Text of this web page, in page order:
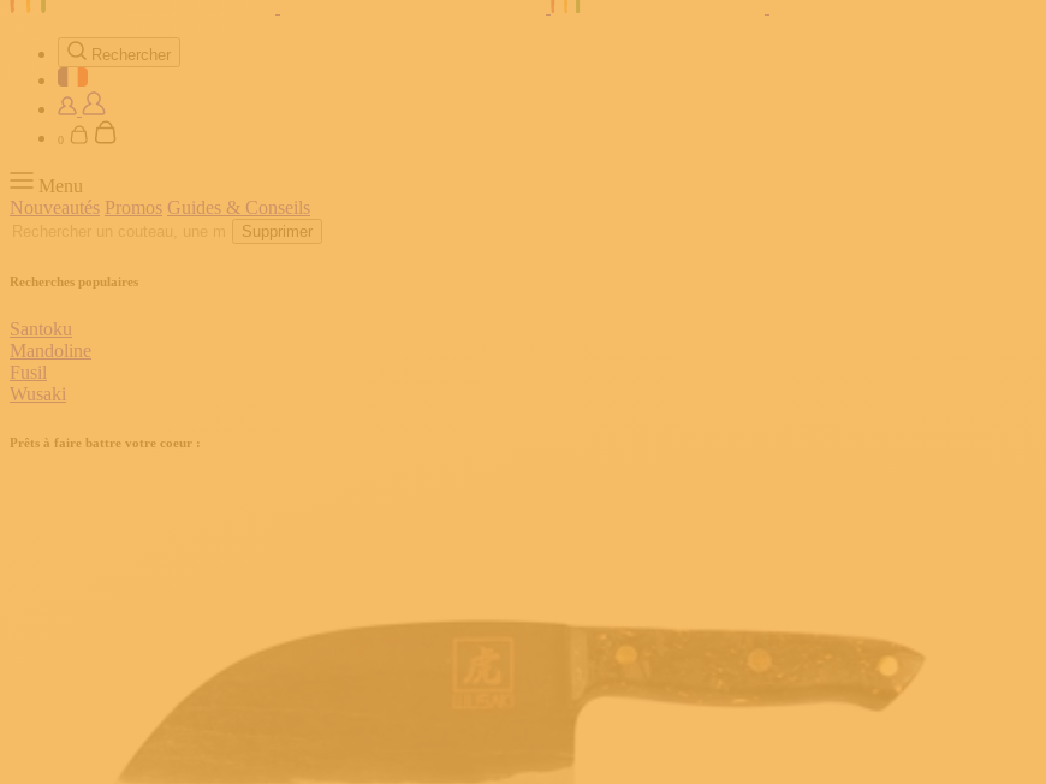
Rechercher
0
Menu
Nouveautés Promos Guides & Conseils
Supprimer
Recherches populaires
Santoku
Mandoline
Fusil
Wusaki
Prêts à faire battre votre coeur :